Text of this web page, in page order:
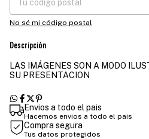
No sé mi código postal
Descripción
LAS IMÁGENES SON A MODO
SU PRESENTACION
Envios a todo el pais
Hacemos envios a todo el pais
Compra segura
Tus datos protegidos